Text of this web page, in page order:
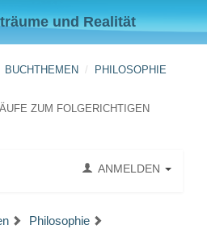
und Realität
BUCHTHEMEN PHILOSOPHIE
ZUM FOLGERICHTIGEN
ANMELDEN
Philosophie